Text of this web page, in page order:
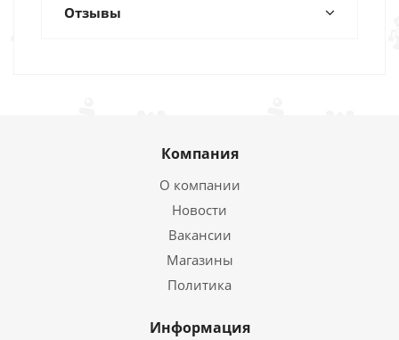
Отзывы
Компания
О компании
Новости
Вакансии
Магазины
Политика
Информация